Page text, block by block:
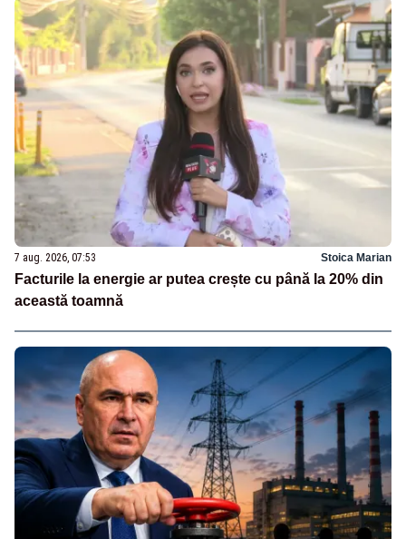
7 aug. 2026, 07:53 Stoica Marian
Facturile la energie ar putea crește cu până la 20% din
această toamnă